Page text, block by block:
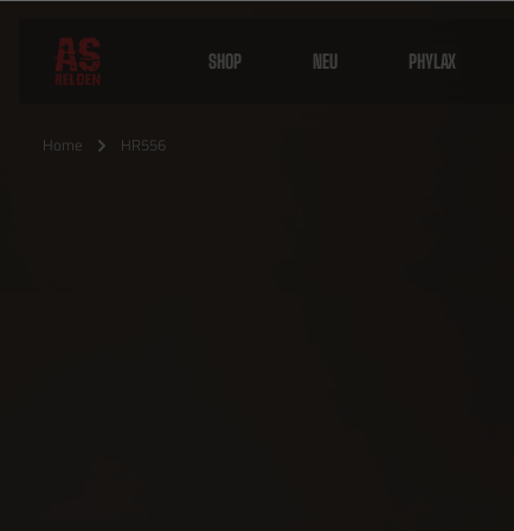
SHOP NEU PHYLAX
Home HR556